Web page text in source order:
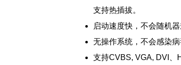
支持热插拔。
启动速度快，不会随机
无操作系统，不会感染
支持CVBS, VGA, DVI、